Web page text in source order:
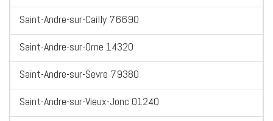
Saint-Andre-sur-Cailly 76690
Saint-Andre-sur-Orne 14320
Saint-Andre-sur-Sevre 79380
Saint-Andre-sur-Vieux-Jonc 01240